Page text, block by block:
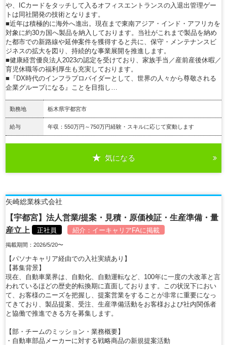
や、ICカードをタッチして入るオフィスエントランスの入退出管理ゲー
トは同社開発の技術となります。
■近年は積極的に海外へ進出。現在まで東南アジア・インド・アフリカを
対象に約30カ国へ製品を納入しております。当社がこれまで製品を納め
た都市での新路線や延伸案件を獲得すると共に、保守・メンテナンスビ
ジネスの拡大を図り、持続的な事業展開を推進します。
■健康経営優良法人2023の認定を受けており、家族手当／産前産後休暇／
育児休職等の福利厚生も充実しております。
■『DX時代のインフラプロバイダーとして、世界の人々から尊敬される
企業グループになる』ことを目指し…
勤務地 栃木県宇都宮市
給与 年収：550万円～750万円経験・スキルに応じて変動します
気になる
矢崎総業株式会社
【宇都宮】法人営業/提案・見積・原価検証・生産準備・量
産立上
正社員 紹介： イーキャリアFAに掲載
掲載期間：2026/5/20〜
【パソナキャリア経由での入社実績あり】
【募集背景】
現在、自動車業界は、自動化、自動運転など、100年に一度の大改革と言
われているほどの歴史的転換期に直面しております。この状況下におい
て、お客様のニーズを把握し、提案営業をすることが非常に重要になっ
てきており、製品提案、受注、生産準備活動をお客様および社内関係者
と協働で推進できる方を募集します。
【部・チームのミッション・業務概要】
・自動車部品メーカーに対する戦略商品の新規提案活動